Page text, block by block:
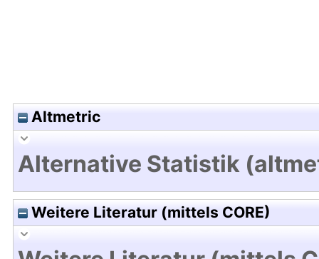
Altmetric
Alternative Statistik
Weitere Literatur (mittels CORE)